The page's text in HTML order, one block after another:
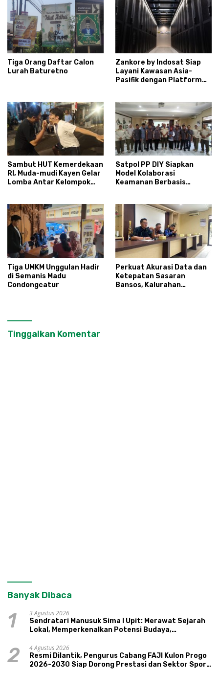
Tiga Orang Daftar Calon
Lurah Baturetno
Zankore by Indosat Siap
Layani Kawasan Asia-
Pasifik dengan Platform
Sambut HUT Kemerdekaan
RI, Muda-mudi Kayen Gelar
Lomba Antar Kelompok
Satpol PP DIY Siapkan
Model Kolaborasi
Keamanan Berbasis
Tiga UMKM Unggulan Hadir
di Semanis Madu
Condongcatur
Perkuat Akurasi Data dan
Ketepatan Sasaran
Bansos, Kalurahan
Tinggalkan Komentar
Banyak Dibaca
1
3 Agustus 2026
Sendratari Manusuk Sima I Upit: Merawat Sejarah
Lokal, Memperkenalkan Potensi Budaya,
2
4 Agustus 2026
Resmi Dilantik, Pengurus Cabang FAJI Kulon Progo
2026-2030 Siap Dorong Prestasi dan Sektor Sport